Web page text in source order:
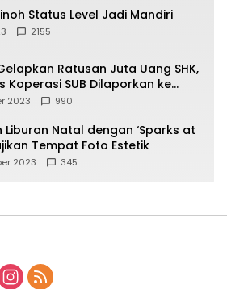
Status Level Jadi Mandiri
2155
Ratusan Juta Uang SHK,
Koperasi SUB Dilaporkan ke
2023 990
Liburan Natal dengan ‘Sparks at
Tempat Foto Estetik
2023 345